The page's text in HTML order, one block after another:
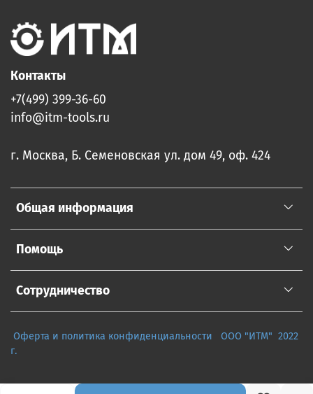
Общая информация
Помощь
Сотрудничество
Контакты
+7(499) 399-36-60
info@itm-tools.ru
г. Москва, Б. Семеновская ул. дом 49, оф. 424
Оферта и политика конфиденциальности
ООО "ИТМ" 2022
г.